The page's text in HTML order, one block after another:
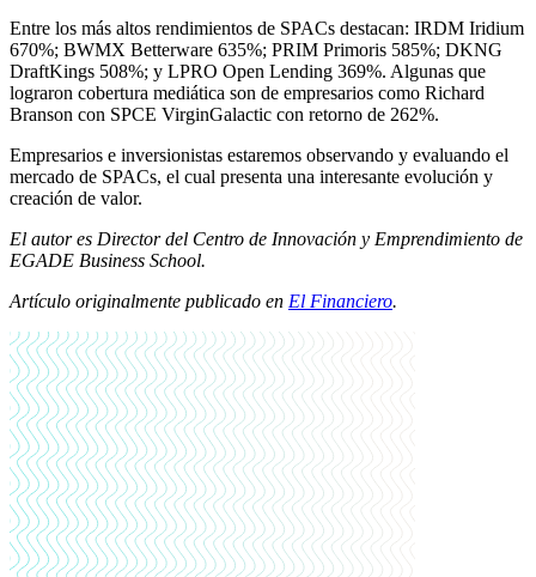
Entre los más altos rendimientos de SPACs destacan: IRDM Iridium
670%; BWMX Betterware 635%; PRIM Primoris 585%; DKNG
DraftKings 508%; y LPRO Open Lending 369%. Algunas que
lograron cobertura mediática son de empresarios como Richard
Branson con SPCE VirginGalactic con retorno de 262%.
Empresarios e inversionistas estaremos observando y evaluando el
mercado de SPACs, el cual presenta una interesante evolución y
creación de valor.
El autor es Director del Centro de Innovación y Emprendimiento de
EGADE Business School.
Artículo originalmente publicado en El Financiero.